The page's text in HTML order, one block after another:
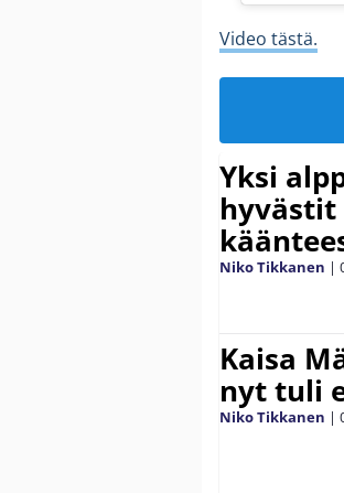
Video tästä.
Yksi
hyvästit
Niko Tikkanen |
Kaisa
nyt tuli
Niko Tikkanen |